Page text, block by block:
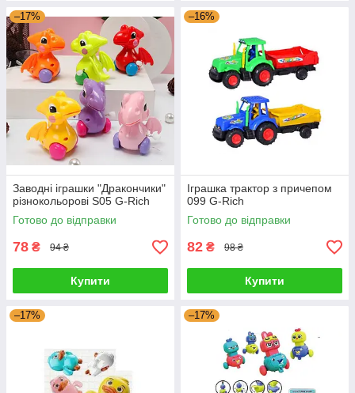
–17%
Заводні іграшки "Дракончики"
різнокольорові S05 G-Rich
Готово до відправки
78 ₴ 94 ₴
Купити
–16%
Іграшка трактор з причепом
099 G-Rich
Готово до відправки
82 ₴ 98 ₴
Купити
–17% –17%